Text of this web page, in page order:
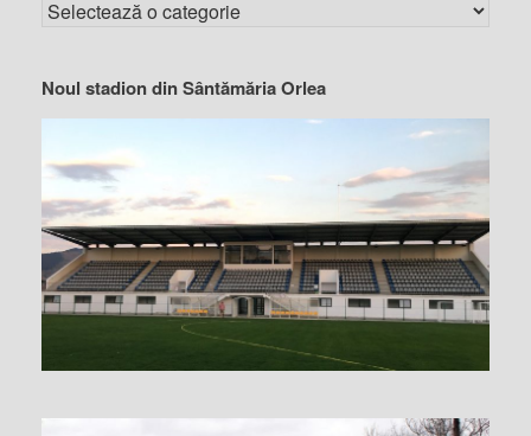
Noul stadion din Sântămăria Orlea